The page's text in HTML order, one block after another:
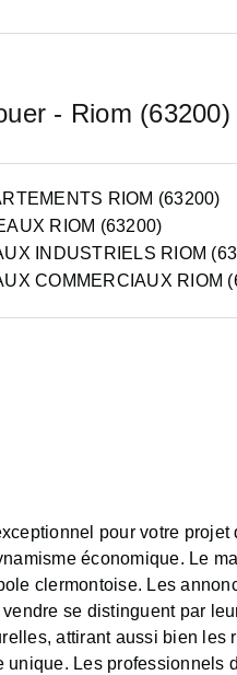
- Riom (63200)
RIOM (63200)
RIOM (63200)
INDUSTRIELS RIOM
COMMERCIAUX RIOM
pour votre
économique. Le
clermontoise. Les
se distinguent par
attirant aussi bien les
Les professionnels